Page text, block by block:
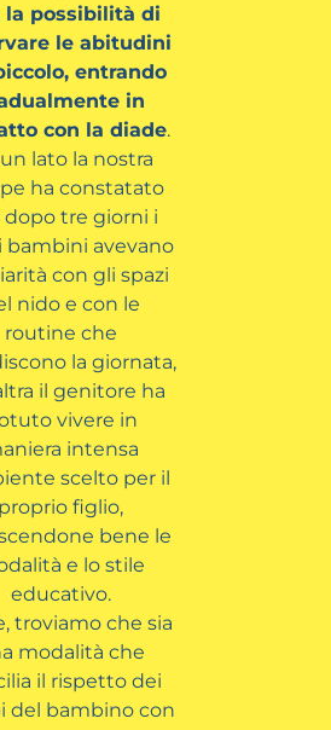
la possibilità di
le abitudini
entrando
in
con la diade.
lato la nostra
ha constatato
dopo tre giorni i
bambini avevano
con gli spazi
nido e con le
routine che
la giornata,
il genitore ha
vivere in
intensa
scelto per il
proprio figlio,
bene le
e lo stile
educativo.
troviamo che sia
modalità che
il rispetto dei
del bambino con